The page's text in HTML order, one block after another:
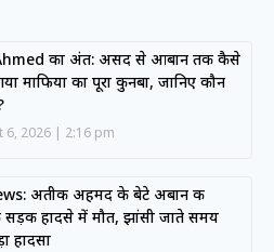
का अंत: असद से आबान तक कैसे
माफिया का पूरा कुनबा, जानिए कौन
6, 2026 2:16 pm
अतीक अहमद के बेटे अबान की
सड़क हादसे में मौत, झांसी जाते समय
हादसा